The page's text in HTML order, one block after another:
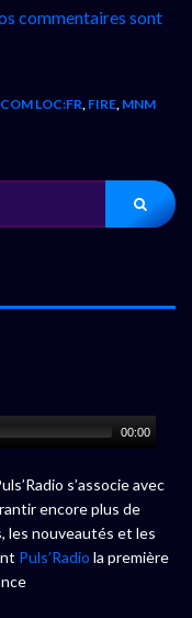
commentaires sont
LOC:FR FIRE MNM
00:00
s’associe avec
encore plus de
les nouveautés et les
Puls’Radio la première